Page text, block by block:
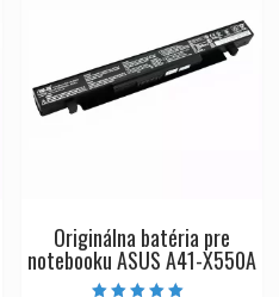
Originálna batéria pre
notebooku ASUS A41-X550A